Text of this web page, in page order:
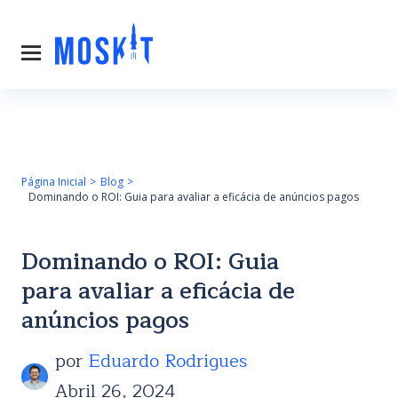
Página Inicial
Blog
Dominando o ROI: Guia para avaliar a eficácia de anúncios pagos
Dominando o ROI: Guia
para avaliar a eficácia de
anúncios pagos
por Eduardo Rodrigues
Abril 26, 2024